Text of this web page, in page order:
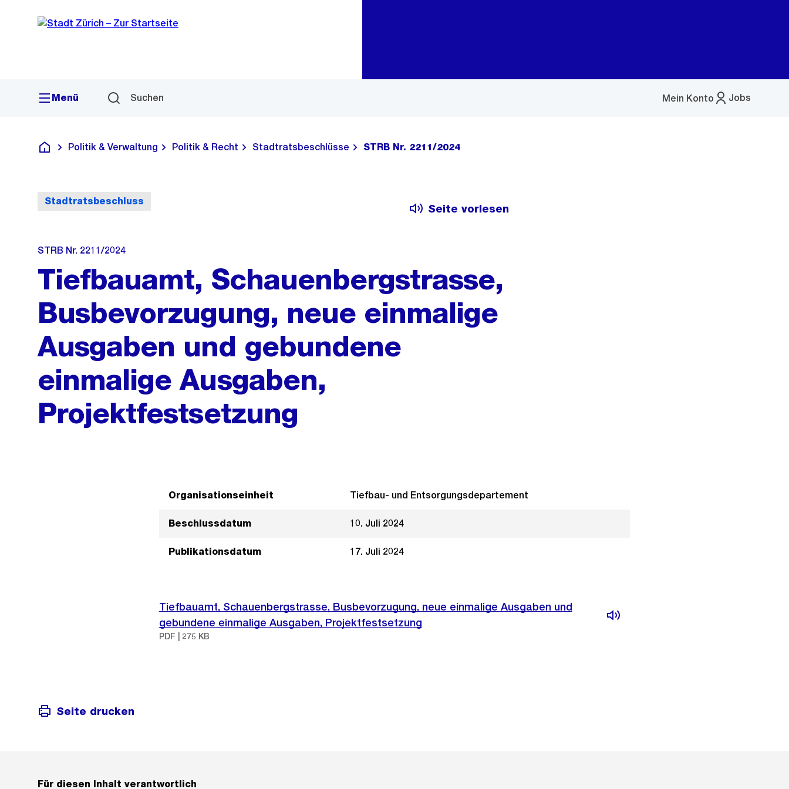
Navigation
Sprunglink
Menü Suchen Jobs
Mein Konto
Menü
Deutsch
Politik & Verwaltung Politik & Recht Stadtratsbeschlüsse STRB Nr. 2211/2024
Stadtratsbeschluss
Seite vorlesen
STRB Nr. 2211/2024
Tiefbauamt, Schauenbergstrasse,
Busbevorzugung, neue einmalige
Ausgaben und gebundene
einmalige Ausgaben,
Projektfestsetzung
Organisationseinheit Tiefbau- und Entsorgungsdepartement
Beschlussdatum 10. Juli 2024
Publikationsdatum 17. Juli 2024
Tiefbauamt, Schauenbergstrasse, Busbevorzugung, neue einmalige Ausgaben und
gebundene einmalige Ausgaben, Projektfestsetzung
PDF | 275 KB
Seite drucken
Für diesen Inhalt verantwortlich